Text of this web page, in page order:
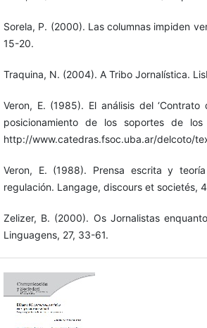
Sorela, P. (2000). Las columnas impiden
15-20.
Traquina, N. (2004). A Tribo Jornalística.
Veron, E. (1985). El análisis del
posicionamiento de los soportes de
http://www.catedras.fsoc.uba.ar/delcoto/
Veron, E. (1988). Prensa escrita y
regulación. Langage, discours et societés,
Zelizer, B. (2000). Os Jornalistas
Linguagens, 27, 33-61.